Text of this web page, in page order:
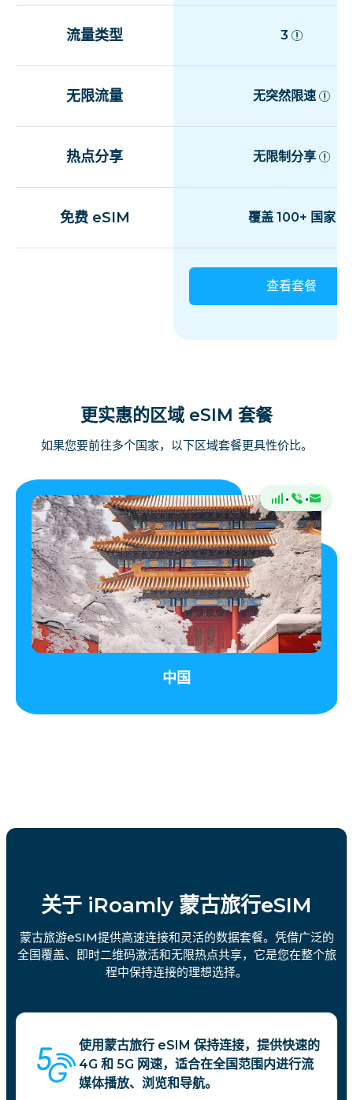
流量类型 3
无限流量 无突然限速
热点分享 无限制分享
免费 eSIM 覆盖 100+ 国家
查看套餐
更实惠的区域 eSIM 套餐
如果您要前往多个国家，以下区域套餐更具性价比。
· ·
中国
关于 iRoamly 蒙古旅行eSIM
蒙古旅游eSIM提供高速连接和灵活的数据套餐。凭借广泛的
全国覆盖、即时二维码激活和无限热点共享，它是您在整个旅
程中保持连接的理想选择。
使用蒙古旅行 eSIM 保持连接，提供快速的
4G 和 5G 网速，适合在全国范围内进行流
媒体播放、浏览和导航。